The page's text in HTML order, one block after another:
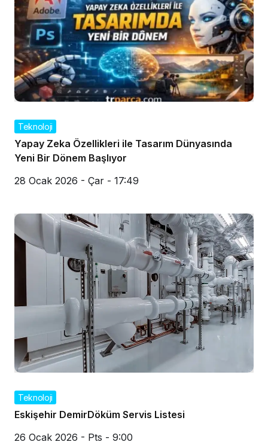
Teknoloji
Yapay Zeka Özellikleri ile Tasarım Dünyasında
Yeni Bir Dönem Başlıyor
28 Ocak 2026 - Çar - 17:49
Teknoloji
Eskişehir DemirDöküm Servis Listesi
26 Ocak 2026 - Pts - 9:00